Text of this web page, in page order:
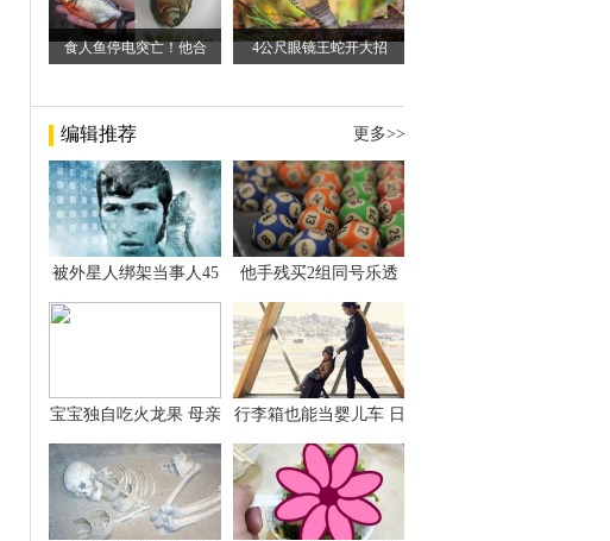
食人鱼停电突亡！他合 4公尺眼镜王蛇开大招
编辑推荐 更多>>
被外星人绑架当事人45
他手残买2组同号乐透
万
宝宝独自吃火龙果 母亲
行李箱也能当婴儿车 日